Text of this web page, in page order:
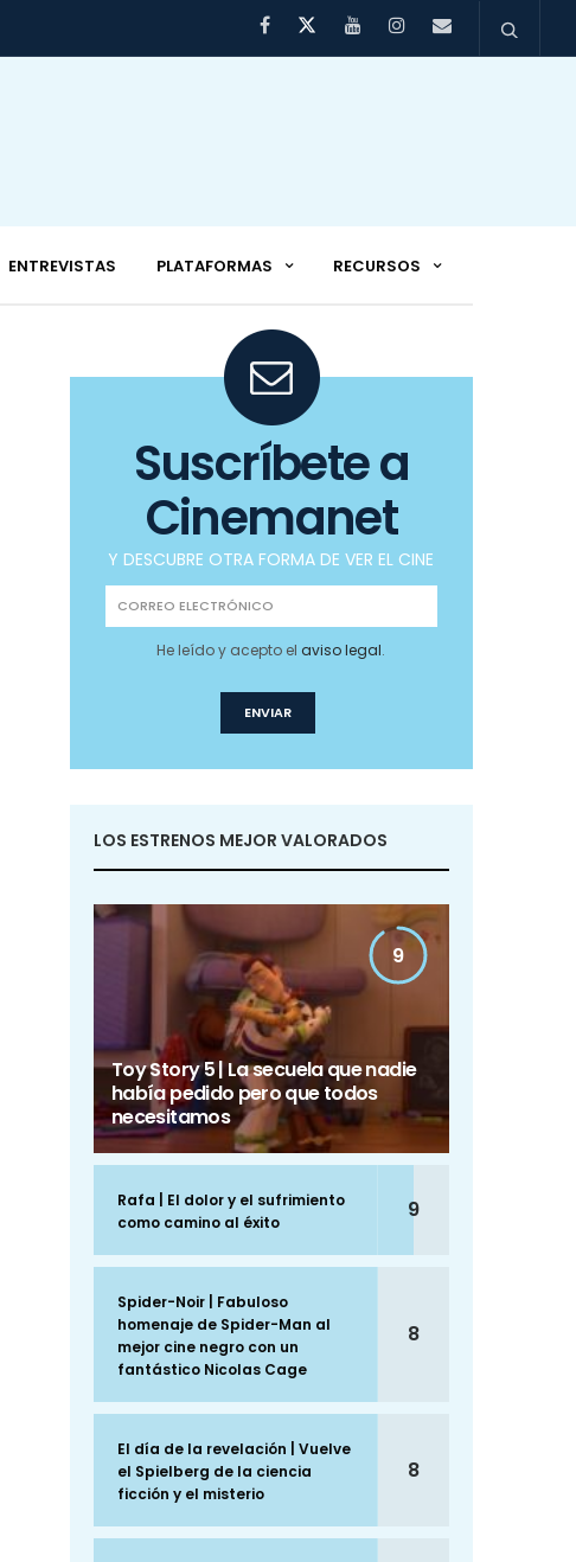
ENTREVISTAS PLATAFORMAS RECURSOS
Suscríbete a
Cinemanet
Y DESCUBRE OTRA FORMA DE VER EL CINE
He leído y acepto elaviso legal.
LOS ESTRENOS MEJOR VALORADOS
9
Toy Story 5 | La secuela que nadie
había pedido pero que todos
necesitamos
Rafa | El dolor y el sufrimiento
como camino al éxito
9
Spider-Noir | Fabuloso
homenaje de Spider-Man al
mejor cine negro con un
fantástico Nicolas Cage
8
El día de la revelación | Vuelve
el Spielberg de la ciencia
ficción y el misterio
8